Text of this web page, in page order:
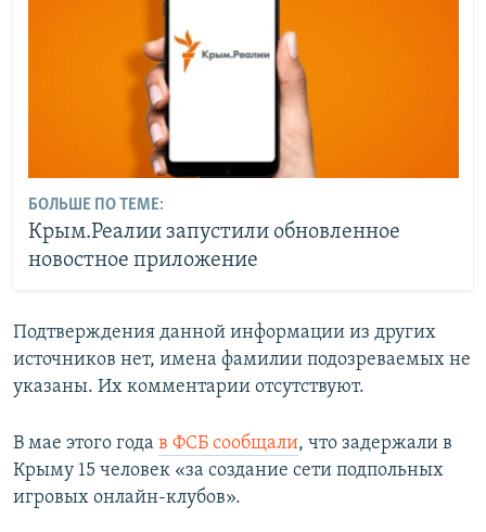
БОЛЬШЕ ПО ТЕМЕ:
Крым.Реалии запустили обновленное
новостное приложение
Подтверждения данной информации из других
источников нет, имена фамилии подозреваемых не
указаны. Их комментарии отсутствуют.
В мае этого года в ФСБ сообщали, что задержали в
Крыму 15 человек «за создание сети подпольных
игровых онлайн-клубов».